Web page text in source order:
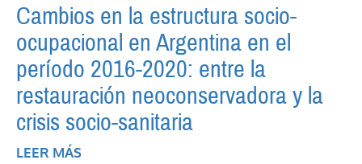
Cambios en la estructura socio-
ocupacional en Argentina en el
período 2016-2020: entre la
restauración neoconservadora y la
crisis socio-sanitaria
LEER MÁS